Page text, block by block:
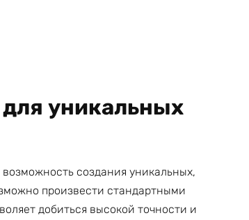
уникальных
создания уникальных,
произвести стандартными
добиться высокой точности и